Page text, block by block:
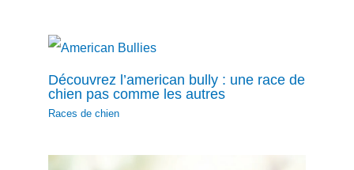
Découvrez l’american bully : une race de
chien pas comme les autres
Races de chien